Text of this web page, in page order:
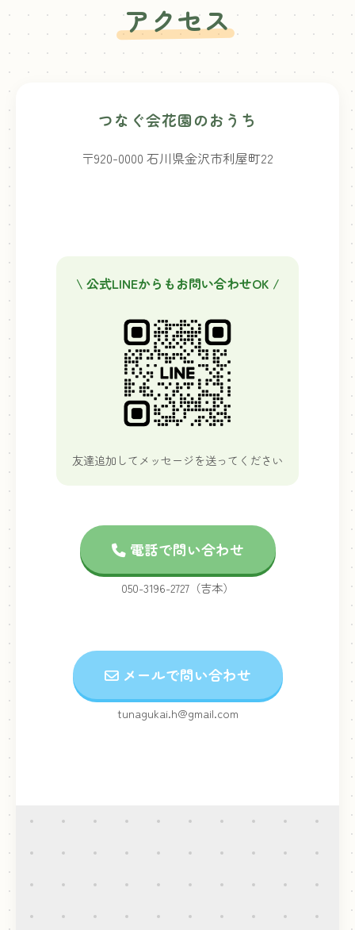
アクセス
つなぐ会花園のおうち
〒920-0000 石川県金沢市利屋町22
\ 公式LINEからもお問い合わせOK /
友達追加してメッセージを送ってください
電話で問い合わせ
050-3196-2727（吉本）
メールで問い合わせ
tunagukai.h@gmail.com